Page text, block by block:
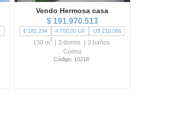
Vendo Hermosa casa
$ 191.970.513
€ 182.294 4.700,00 UF U$ 210.066
130 m2 3 dorms. 3 baños
Colina
Código: 10218